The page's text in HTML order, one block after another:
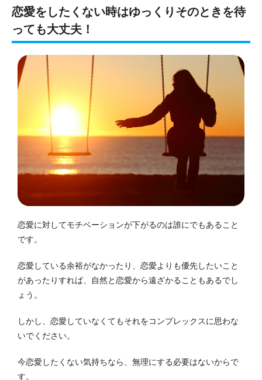
恋愛をしたくない時はゆっくりそのときを待
っても大丈夫！
恋愛に対してモチベーションが下がるのは誰にでもあること
です。
恋愛している余裕がなかったり、恋愛よりも優先したいこと
があったりすれば、自然と恋愛から遠ざかることもあるでし
ょう。
しかし、恋愛していなくてもそれをコンプレックスに思わな
いでください。
今恋愛したくない気持ちなら、無理にする必要はないからで
す。